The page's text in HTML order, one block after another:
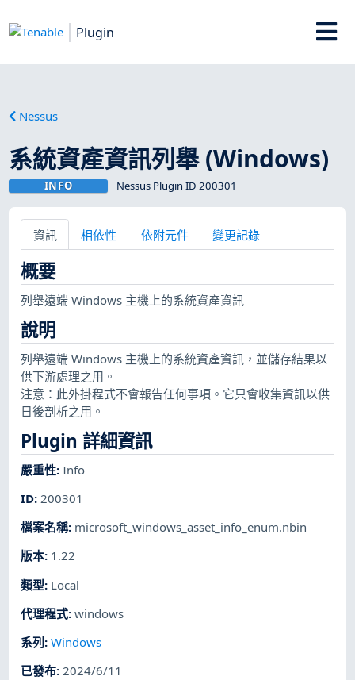
Plugin
Nessus
系統資產資訊列舉 (Windows)
INFO Nessus Plugin ID 200301
資訊 相依性 依附元件 變更記錄
概要
列舉遠端 Windows 主機上的系統資產資訊
說明
列舉遠端 Windows 主機上的系統資產資訊，並儲存結果以
供下游處理之用。
注意：此外掛程式不會報告任何事項。它只會收集資訊以供
日後剖析之用。
Plugin 詳細資訊
嚴重性:Info
ID: 200301
檔案名稱: microsoft_windows_asset_info_enum.nbin
版本: 1.22
類型: Local
代理程式:windows
系列 :Windows
已發布:2024/6/11